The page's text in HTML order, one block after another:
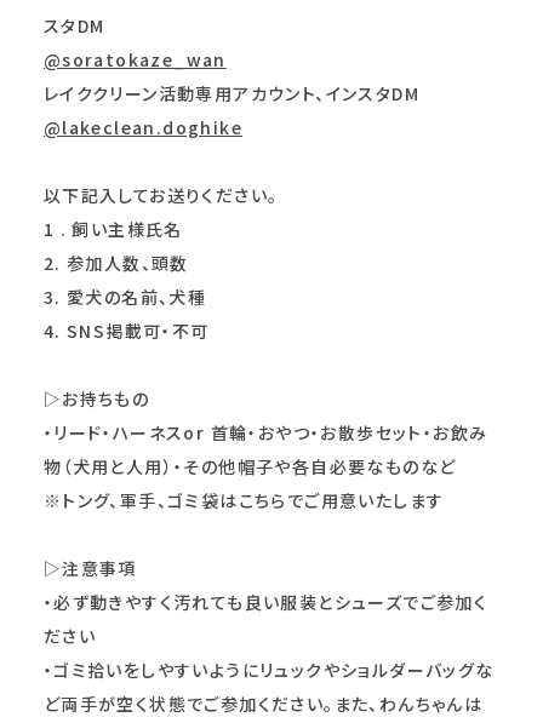
スタDM
@soratokaze_wan
レイククリーン活動専用アカウント、インスタDM
@lakeclean.doghike
以下記入してお送りください。
1 . 飼い主様氏名
2. 参加人数、頭数
3. 愛犬の名前、犬種
4. SNS掲載可・不可
▷お持ちもの
・リード・ハーネスor 首輪・おやつ・お散歩セット・お飲み
物（犬用と人用）・その他帽子や各自必要なものなど
※トング、軍手、ゴミ袋はこちらでご用意いたします
▷注意事項
・必ず動きやすく汚れても良い服装とシューズでご参加く
ださい
・ゴミ拾いをしやすいようにリュックやショルダーバッグな
ど両手が空く状態でご参加ください。また、わんちゃんは